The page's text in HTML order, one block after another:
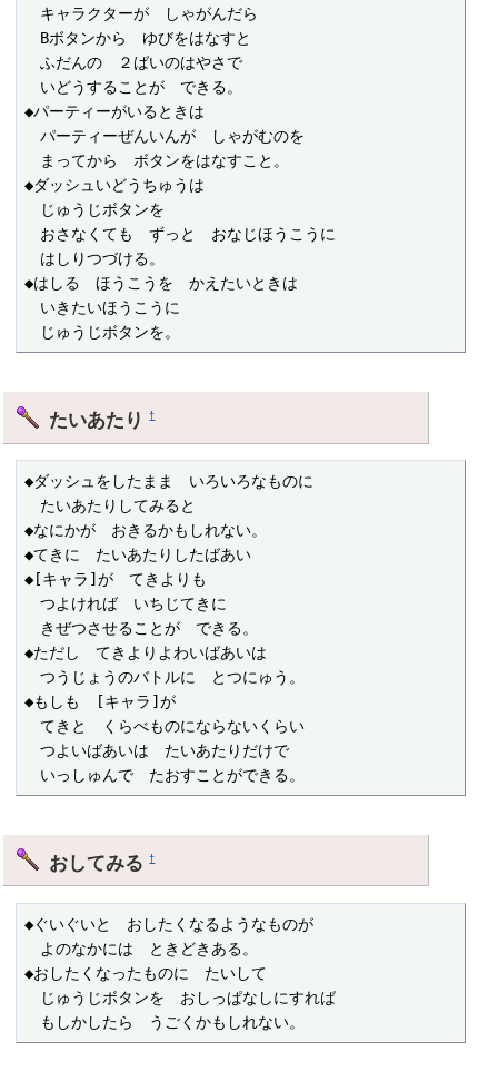
キャラクターが　しゃがんだら
Bボタンから　ゆびをはなすと
ふだんの　２ばいのはやさで
いどうすることが　できる。
◆パーティーがいるときは
パーティーぜんいんが　しゃがむのを
まってから　ボタンをはなすこと。
◆ダッシュいどうちゅうは
じゅうじボタンを
おさなくても　ずっと　おなじほうこうに
はしりつづける。
◆はしる　ほうこうを　かえたいときは
いきたいほうこうに
じゅうじボタンを。
たいあたり†
◆ダッシュをしたまま　いろいろなものに
たいあたりしてみると
◆なにかが　おきるかもしれない。
◆てきに　たいあたりしたばあい
◆[キャラ]が　てきよりも
つよければ　いちじてきに
きぜつさせることが　できる。
◆ただし　てきよりよわいばあいは
つうじょうのバトルに　とつにゅう。
◆もしも　[キャラ]が
てきと　くらべものにならないくらい
つよいばあいは　たいあたりだけで
いっしゅんで　たおすことができる。
おしてみる†
◆ぐいぐいと　おしたくなるようなものが
よのなかには　ときどきある。
◆おしたくなったものに　たいして
じゅうじボタンを　おしっぱなしにすれば
もしかしたら　うごくかもしれない。